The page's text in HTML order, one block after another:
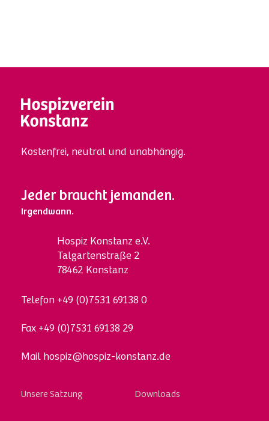
Kostenfrei, neutral und unabhängig.
Jeder braucht jemanden.
Irgendwann.
Hospiz Konstanz e.V.
Talgartenstraße 2
78462 Konstanz
Telefon +49 (0)7531 69138 0
Fax +49 (0)7531 69138 29
Mail hospiz@hospiz-konstanz.de
to
Unsere Satzung Downloads